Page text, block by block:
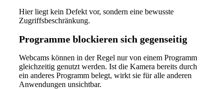
Hier liegt kein Defekt vor, sondern eine bewusste
Zugriffsbeschränkung.
Programme blockieren sich gegenseitig
Webcams können in der Regel nur von einem Programm
gleichzeitig genutzt werden. Ist die Kamera bereits durch
ein anderes Programm belegt, wirkt sie für alle anderen
Anwendungen unsichtbar.